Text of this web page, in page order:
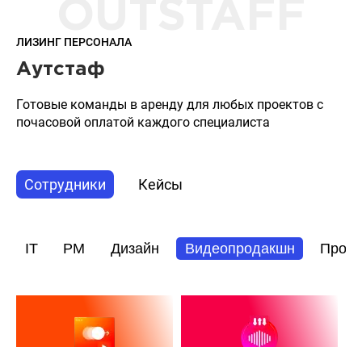
ЛИЗИНГ ПЕРСОНАЛА
Аутстаф
Готовые команды в аренду для любых проектов с
почасовой оплатой каждого специалиста
Сотрудники Кейсы
IT PM Дизайн Видеопродакшн